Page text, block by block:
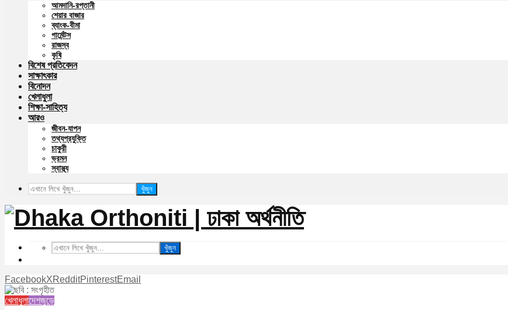
আমদানি-রপ্তানী
শেয়ার বাজার
ব্যাংক-বীমা
গার্মেন্টস
রাজস্ব
কৃষি
বিশেষ প্রতিবেদন
সাক্ষাৎকার
বিনোদন
খেলাধুলা
শিক্ষা-সাহিত্য
আরও
জীবন-যাপন
তথ্যপ্রযুক্তি
চাকুরী
ভ্রমন
স্বাস্থ্য
খুঁজুন
খুঁজুন
FacebookXRedditPinterestEmail
খেলাধুলাদেশজুড়ে